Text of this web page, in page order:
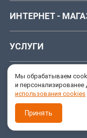
ИНТЕРНЕТ -
УСЛУГИ
ОБРАТНАЯ СВЯЗЬ
8 800 555-99-10
г. Ижевск
Мы обрабатываем
и
использования cookies
Принять